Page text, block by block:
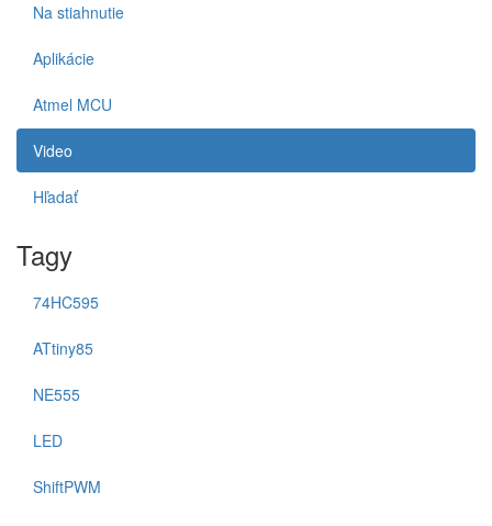
Na stiahnutie
Aplikácie
Atmel MCU
Video
Hľadať
Tagy
74HC595
ATtiny85
NE555
LED
ShiftPWM